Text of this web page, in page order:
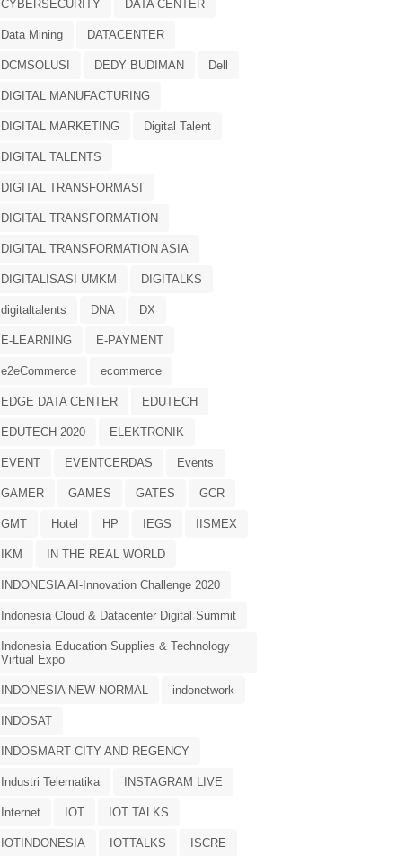
CYBERSECURITY DATA CENTER
Data Mining DATACENTER
DCMSOLUSI DEDY BUDIMAN Dell
DIGITAL MANUFACTURING
DIGITAL MARKETING Digital Talent
DIGITAL TALENTS
DIGITAL TRANSFORMASI
DIGITAL TRANSFORMATION
DIGITAL TRANSFORMATION ASIA
DIGITALISASI UMKM DIGITALKS
digitaltalents DNA DX
E-LEARNING E-PAYMENT
e2eCommerce ecommerce
EDGE DATA CENTER EDUTECH
EDUTECH 2020 ELEKTRONIK
EVENT EVENTCERDAS Events
GAMER GAMES GATES GCR
GMT Hotel HP IEGS IISMEX
IKM IN THE REAL WORLD
INDONESIA AI-Innovation Challenge 2020
Indonesia Cloud & Datacenter Digital Summit
Indonesia Education Supplies & Technology
Virtual Expo
INDONESIA NEW NORMAL indonetwork
INDOSAT
INDOSMART CITY AND REGENCY
Industri Telematika INSTAGRAM LIVE
Internet IOT IOT TALKS
IOTINDONESIA IOTTALKS ISCRE